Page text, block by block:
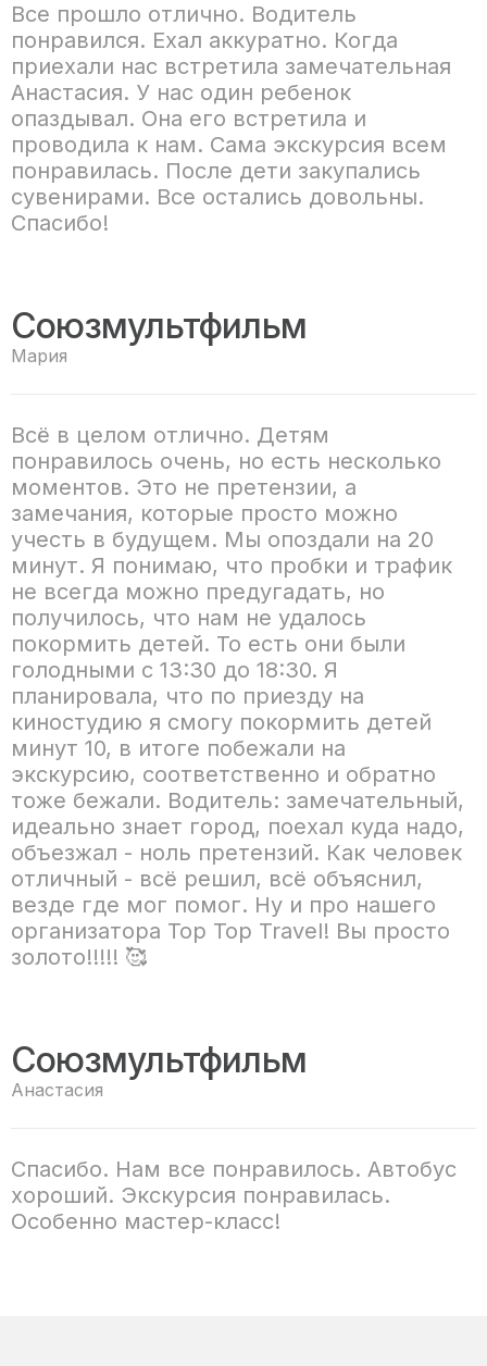
Все прошло отлично. Водитель
понравился. Ехал аккуратно. Когда
приехали нас встретила замечательная
Анастасия. У нас один ребенок
опаздывал. Она его встретила и
проводила к нам. Сама экскурсия всем
понравилась. После дети закупались
сувенирами. Все остались довольны.
Спасибо!
Союзмультфильм
Мария
Всё в целом отлично. Детям
понравилось очень, но есть несколько
моментов. Это не претензии, а
замечания, которые просто можно
учесть в будущем. Мы опоздали на 20
минут. Я понимаю, что пробки и трафик
не всегда можно предугадать, но
получилось, что нам не удалось
покормить детей. То есть они были
голодными с 13:30 до 18:30. Я
планировала, что по приезду на
киностудию я смогу покормить детей
минут 10, в итоге побежали на
экскурсию, соответственно и обратно
тоже бежали. Водитель: замечательный,
идеально знает город, поехал куда надо,
объезжал - ноль претензий. Как человек
отличный - всё решил, всё объяснил,
везде где мог помог. Ну и про нашего
организатора Top Top Travel! Вы просто
золото!!!!! 🥰
Союзмультфильм
Анастасия
Спасибо. Нам все понравилось. Автобус
хороший. Экскурсия понравилась.
Особенно мастер-класс!